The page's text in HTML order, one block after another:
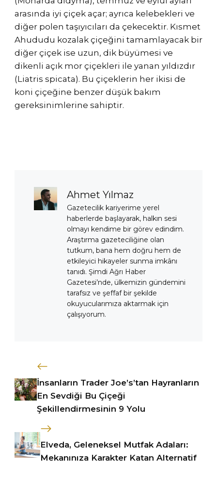
arasında iyi çiçek açar; ayrıca kelebekleri ve
diğer polen taşıyıcıları da çekecektir. Kısmet
Ahududu kozalak çiçeğini tamamlayacak bir
diğer çiçek ise uzun, dik büyümesi ve
dikenli açık mor çiçekleri ile yanan yıldızdır
(Liatris spicata). Bu çiçeklerin her ikisi de
koni çiçeğine benzer düşük bakım
gereksinimlerine sahiptir.
Ahmet Yılmaz
Gazetecilik kariyerime yerel
haberlerde başlayarak, halkın sesi
olmayı kendime bir görev edindim.
Araştırma gazeteciliğine olan
tutkum, bana hem doğru hem de
etkileyici hikayeler sunma imkânı
tanıdı. Şimdi Ağrı Haber
Gazetesi’nde, ülkemizin gündemini
tarafsız ve şeffaf bir şekilde
okuyucularımıza aktarmak için
çalışıyorum.
İnsanların Trader Joe’s’tan Hayranların
En Sevdiği Bu Çiçeği
Şekillendirmesinin 9 Yolu
Elveda, Geleneksel Mutfak Adaları:
Mekanınıza Karakter Katan Alternatif